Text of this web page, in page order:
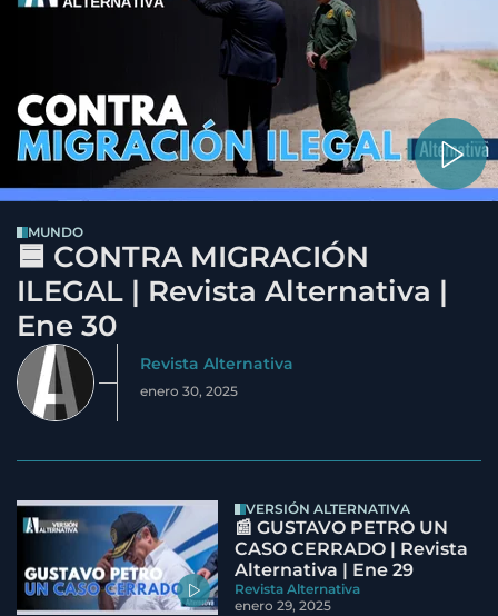
MUNDO
🟦 CONTRA MIGRACIÓN
ILEGAL | Revista Alternativa |
Ene 30
Revista Alternativa
enero 30, 2025
VERSIÓN ALTERNATIVA
📰 GUSTAVO PETRO UN
CASO CERRADO | Revista
Alternativa | Ene 29
Revista Alternativa
enero 29, 2025